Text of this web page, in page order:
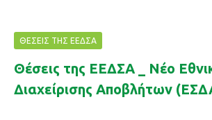
ΘΈΣΕΙΣ ΤΗΣ ΕΕΔΣΑ
Θέσεις της ΕΕΔΣΑ _ Νέο
Διαχείρισης Αποβλήτων